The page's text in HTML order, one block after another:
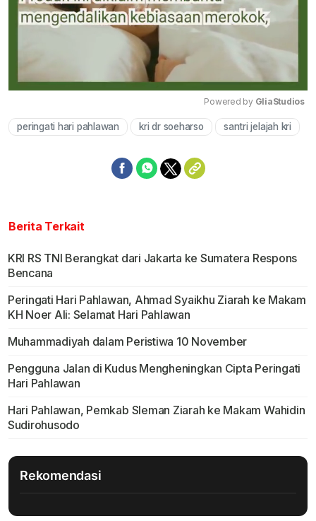
Mute
Powered by GliaStudios
peringati hari pahlawan kri dr soeharso santri jelajah kri
Berita Terkait
KRI RS TNI Berangkat dari Jakarta ke Sumatera Respons
Bencana
Peringati Hari Pahlawan, Ahmad Syaikhu Ziarah ke Makam
KH Noer Ali: Selamat Hari Pahlawan
Muhammadiyah dalam Peristiwa 10 November
Pengguna Jalan di Kudus Mengheningkan Cipta Peringati
Hari Pahlawan
Hari Pahlawan, Pemkab Sleman Ziarah ke Makam Wahidin
Sudirohusodo
Rekomendasi